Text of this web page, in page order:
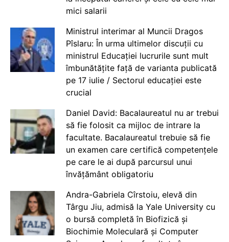
mici salarii
Ministrul interimar al Muncii Dragos
Pîslaru: În urma ultimelor discuții cu
ministrul Educației lucrurile sunt mult
îmbunătățite față de varianta publicată
pe 17 iulie / Sectorul educației este
crucial
Daniel David: Bacalaureatul nu ar trebui
să fie folosit ca mijloc de intrare la
facultate. Bacalaureatul trebuie să fie
un examen care certifică competențele
pe care le ai după parcursul unui
învățământ obligatoriu
Andra-Gabriela Cîrstoiu, elevă din
Târgu Jiu, admisă la Yale University cu
o bursă completă în Biofizică și
Biochimie Moleculară și Computer